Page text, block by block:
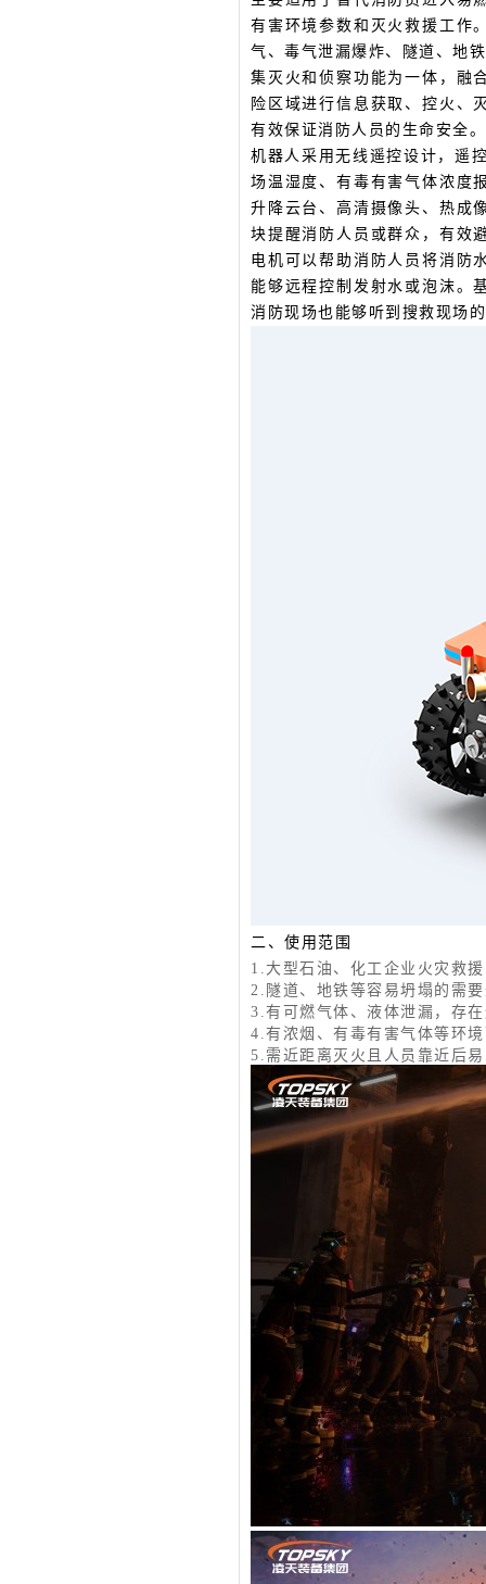
有害环境参数和灭火救援工作
气、毒气泄漏爆炸、隧道、地
集灭火和侦察功能为一体，融
险区域进行信息获取、控火、
有效保证消防人员的生命安全。
机器人采用无线遥控设计，遥
场温湿度、有毒有害气体浓度
升降云台、高清摄像头、热成
块提醒消防人员或群众，有效
电机可以帮助消防人员将消防
能够远程控制发射水或泡沫。
消防现场也能够听到搜救现场
二、使用范围
1.大型石油、化工企业火灾救援
2.隧道、地铁等容易坍塌的需
3.有可燃气体、液体泄漏，存
4.有浓烟、有毒有害气体等环
5.需近距离灭火且人员靠近后